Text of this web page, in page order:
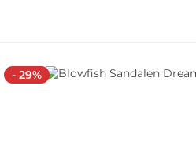
- 29%